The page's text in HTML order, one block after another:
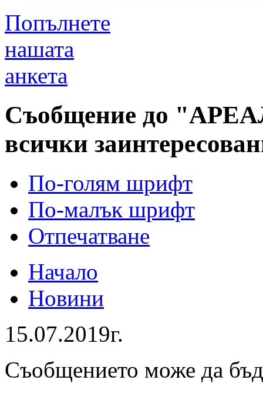
Попълнете
нашата
анкета
Съобщение до
всички
По-голям шрифт
По-малък шрифт
Отпечатване
Начало
Новини
15.07.2019г.
Съобщението може да